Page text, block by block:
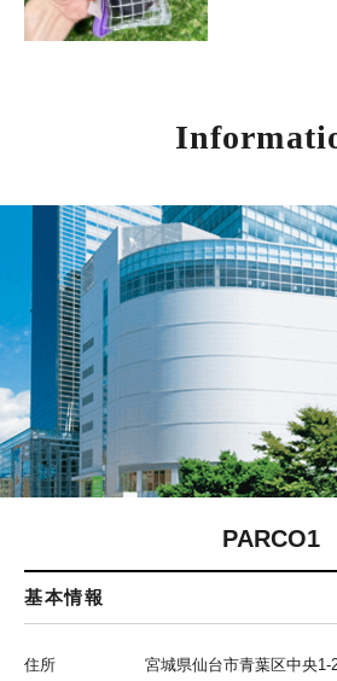
PARCO1
基本情報
住所 宮城県仙台市青葉区中央1-